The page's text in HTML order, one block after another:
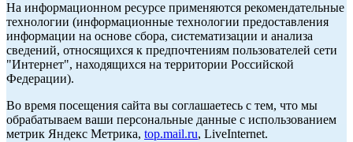
На информационном ресурсе применяются рекомендательные
технологии (информационные технологии предоставления
информации на основе сбора, систематизации и анализа
сведений, относящихся к предпочтениям пользователей сети
"Интернет", находящихся на территории Российской
Федерации).
Во время посещения сайта вы соглашаетесь с тем, что мы
обрабатываем ваши персональные данные с использованием
метрик Яндекс Метрика, top.mail.ru, LiveInternet.